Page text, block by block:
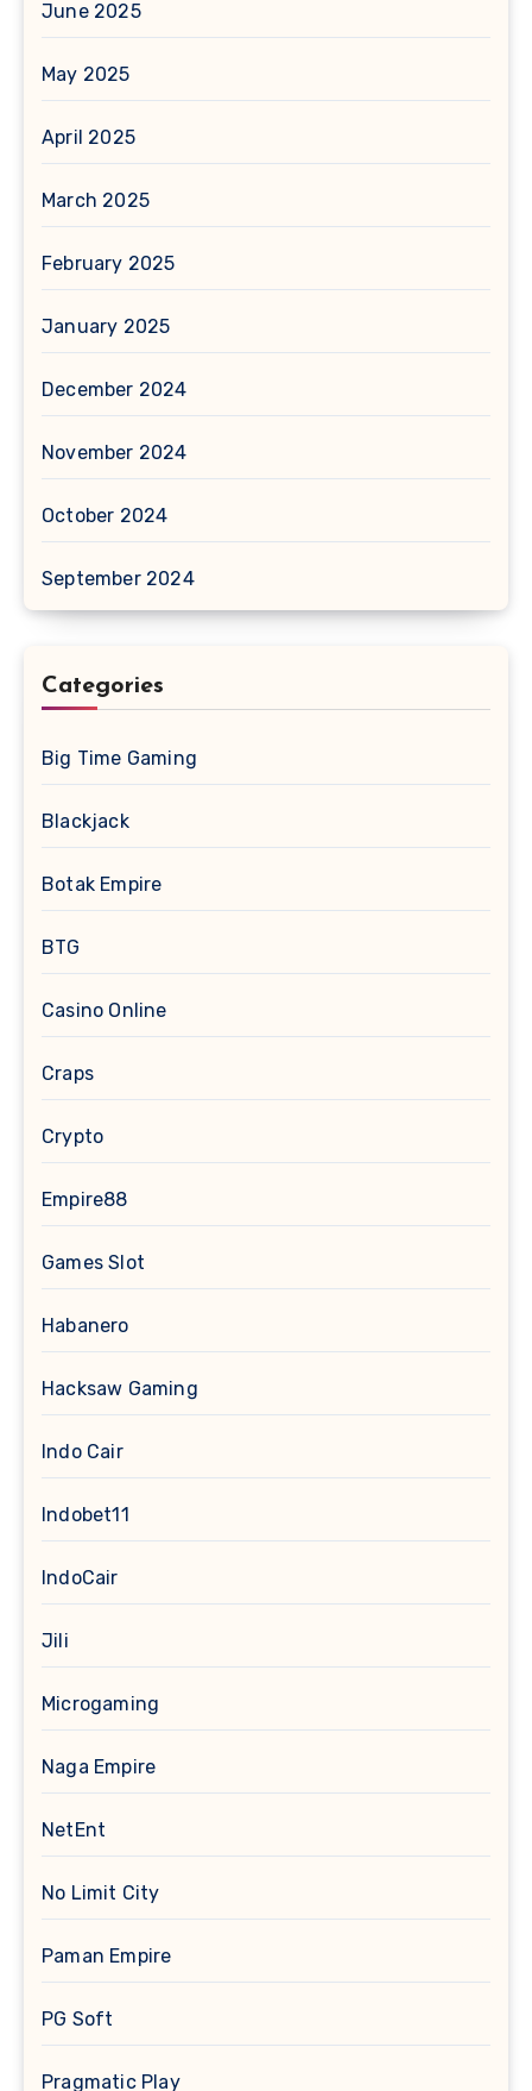
June 2025
May 2025
April 2025
March 2025
February 2025
January 2025
December 2024
November 2024
October 2024
September 2024
Categories
Big Time Gaming
Blackjack
Botak Empire
BTG
Casino Online
Craps
Crypto
Empire88
Games Slot
Habanero
Hacksaw Gaming
Indo Cair
Indobet11
IndoCair
Jili
Microgaming
Naga Empire
NetEnt
No Limit City
Paman Empire
PG Soft
Pragmatic Play